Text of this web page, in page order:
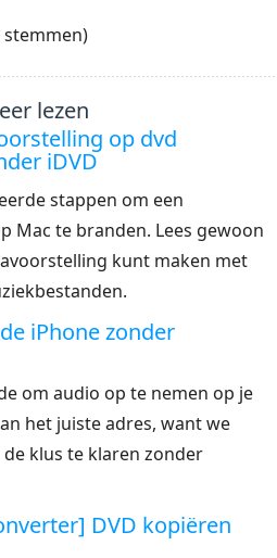
stemmen)
lezen
op dvd
iDVD
stappen om een
Mac te branden. Lees gewoon
kunt maken met
iPhone zonder
om audio op te nemen op je
het juiste adres, want we
klus te klaren zonder
DVD kopiëren